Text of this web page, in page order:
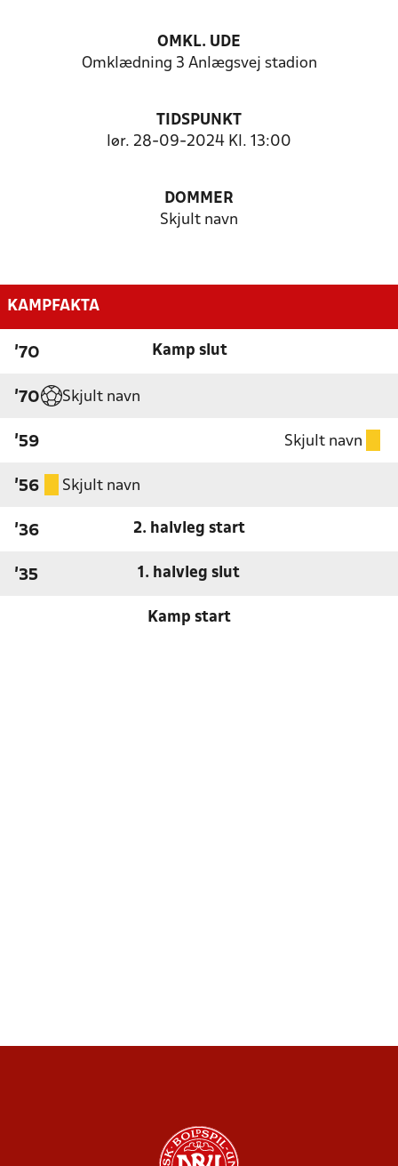
OMKL. UDE
Omklædning 3 Anlægsvej stadion
TIDSPUNKT
lør. 28-09-2024 Kl. 13:00
DOMMER
Skjult navn
KAMPFAKTA
'70 Kamp slut
'70 Skjult navn
'59 Skjult navn
'56 Skjult navn
'36 2. halvleg start
'35 1. halvleg slut
Kamp start